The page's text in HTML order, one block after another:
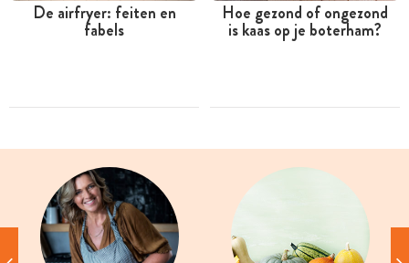
De airfryer: feiten en
fabels
Hoe gezond of ongezond
is kaas op je boterham?